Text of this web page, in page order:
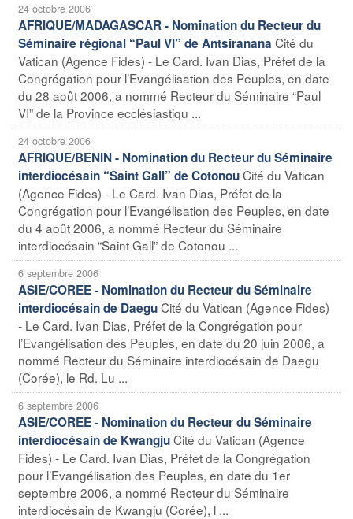
24 octobre 2006
AFRIQUE/MADAGASCAR - Nomination du Recteur du
Séminaire régional “Paul VI” de Antsiranana Cité du
Vatican (Agence Fides) - Le Card. Ivan Dias, Préfet de la
Congrégation pour l’Evangélisation des Peuples, en date
du 28 août 2006, a nommé Recteur du Séminaire “Paul
VI” de la Province ecclésiastiqu ...
24 octobre 2006
AFRIQUE/BENIN - Nomination du Recteur du Séminaire
interdiocésain “Saint Gall” de CotonouCité du Vatican
(Agence Fides) - Le Card. Ivan Dias, Préfet de la
Congrégation pour l’Evangélisation des Peuples, en date
du 4 août 2006, a nommé Recteur du Séminaire
interdiocésain “Saint Gall” de Cotonou ...
6 septembre 2006
ASIE/COREE - Nomination du Recteur du Séminaire
interdiocésain de DaeguCité du Vatican (Agence Fides)
- Le Card. Ivan Dias, Préfet de la Congrégation pour
l’Evangélisation des Peuples, en date du 20 juin 2006, a
nommé Recteur du Séminaire interdiocésain de Daegu
(Corée), le Rd. Lu ...
6 septembre 2006
ASIE/COREE - Nomination du Recteur du Séminaire
interdiocésain de KwangjuCité du Vatican (Agence
Fides) - Le Card. Ivan Dias, Préfet de la Congrégation
pour l’Evangélisation des Peuples, en date du 1er
septembre 2006, a nommé Recteur du Séminaire
interdiocésain de Kwangju (Corée), l ...